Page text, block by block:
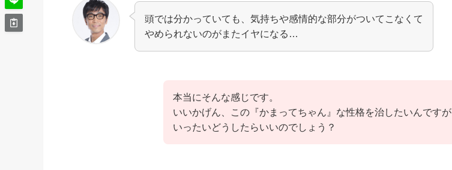
頭では分かっていても、気持ちや感情的な部分がついてこなくて
やめられないのがまたイヤになる…
本当にそんな感じです。
いいかげん、この『かまってちゃん』な性格を治したいんですが
いったいどうしたらいいのでしょう？